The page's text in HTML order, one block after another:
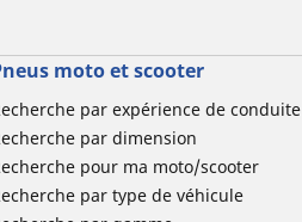
moto et scooter
par expérience de conduite
par dimension
pour ma moto/scooter
par type de véhicule